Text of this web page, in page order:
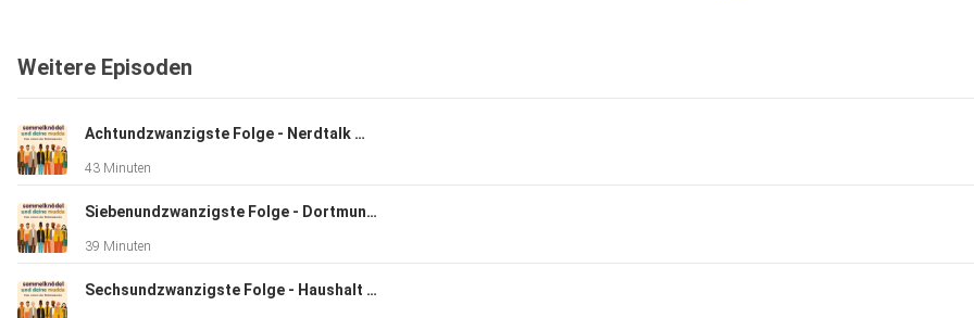
Traumauto zu starten und herum zu basteln ?
Haben ich und unser aktueller Gast Marius aus Bochum auch zur
genüge gemacht.
Weitere Episoden
Achtundzwanzigste Folge - Nerdtalk mit Marius
43 Minuten
Siebenundzwanzigste Folge - Dortmunds Wandel in den letzten 100 Jahre
39 Minuten
Sechsundzwanzigste Folge - Haushalt im Wandel der Zeit